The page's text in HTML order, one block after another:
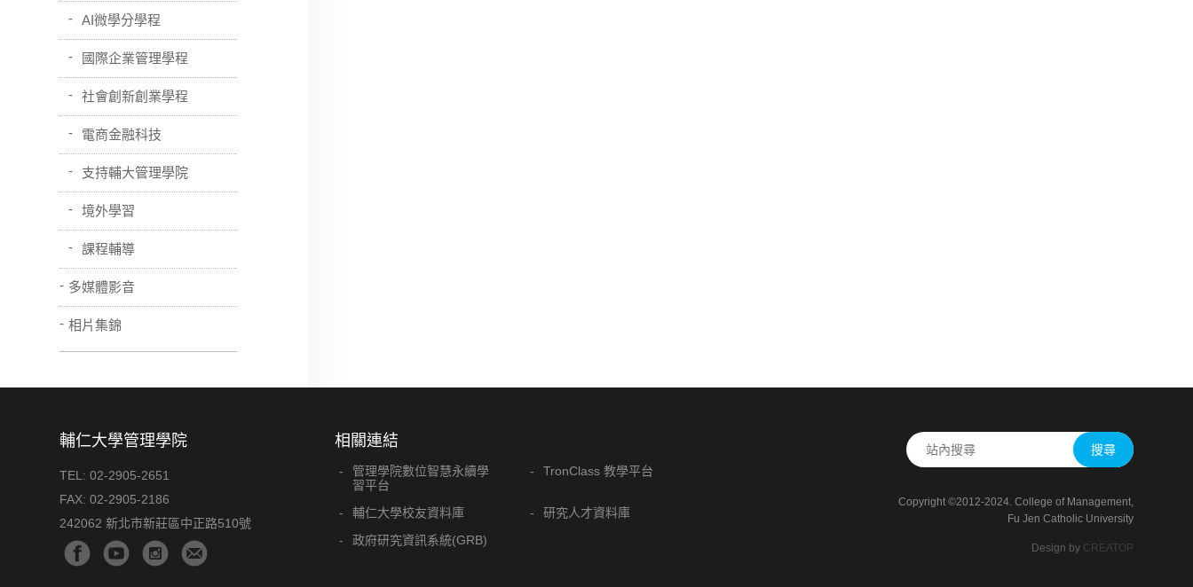
AI微學分學程
國際企業管理學程
社會創新創業學程
電商金融科技
支持輔大管理學院
境外學習
課程輔導
多媒體影音
相片集錦
輔仁大學管理學院
TEL:02-2905-2651
FAX:02-2905-2186
242062 新北市新莊區中正路510號
相關連結
管理學院數位智慧永續學
習平台
TronClass 教學平台
輔仁大學校友資料庫
研究人才資料庫
政府研究資訊系統(GRB)
搜尋
Copyright ©2012-2024. College of Management,
Fu Jen Catholic University
Design by CREATOP